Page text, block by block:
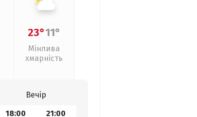
23°11°
Мінлива
хмарність
Вечір
18:00 21:00